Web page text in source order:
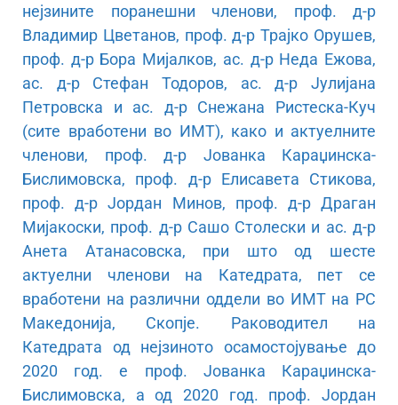
нејзините поранешни членови, проф. д-р
Владимир Цветанов, проф. д-р Трајко Орушев,
проф. д-р Бора Мијалков, ас. д-р Неда Ежова,
ас. д-р Стефан Тодоров, ас. д-р Јулијана
Петровска и ас. д-р Снежана Ристеска-Куч
(сите вработени во ИМТ), како и актуелните
членови, проф. д-р Јованка Караџинска-
Бислимовска, проф. д-р Елисавета Стикова,
проф. д-р Јордан Минов, проф. д-р Драган
Мијакоски, проф. д-р Сашо Столески и ас. д-р
Анета Атанасовска, при што од шесте
актуелни членови на Катедрата, пет се
вработени на различни оддели во ИМТ на РС
Македонија, Скопје. Раководител на
Катедрата од нејзиното осамостојување до
2020 год. е проф. Јованка Караџинска-
Бислимовска, а од 2020 год. проф. Јордан